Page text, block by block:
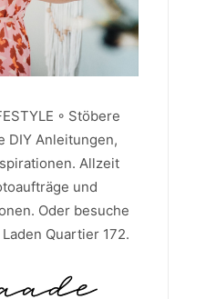
◦ Stöbere
DIY Anleitungen,
Allzeit
und
Oder besuche
Quartier 172.